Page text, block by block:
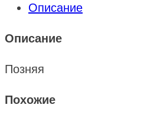
Описание
Описание
Позняя
Похожие